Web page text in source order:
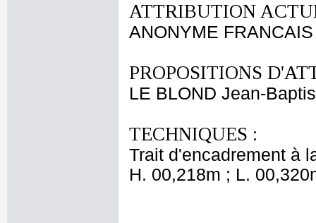
ATTRIBUTION
ANONYME
PROPOSITIONS
LE BLOND Jean-
TECHNIQUES :
Trait d'encadrement à
H. 00,218m ; L.